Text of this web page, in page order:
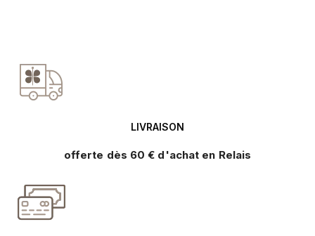
LIVRAISON
offerte dès 60 € d'achat en Relais